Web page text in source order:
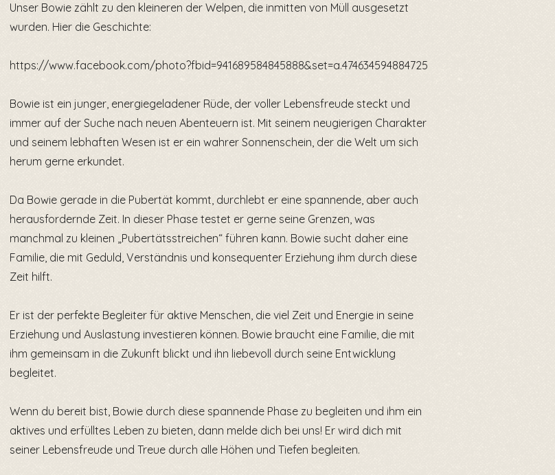
Unser Bowie zählt zu den kleineren der Welpen, die inmitten von Müll ausgesetzt
wurden. Hier die Geschichte:
https://www.facebook.com/photo?fbid=941689584845888&set=a.474634594884725
Bowie ist ein junger, energiegeladener Rüde, der voller Lebensfreude steckt und
immer auf der Suche nach neuen Abenteuern ist. Mit seinem neugierigen Charakter
und seinem lebhaften Wesen ist er ein wahrer Sonnenschein, der die Welt um sich
herum gerne erkundet.
Da Bowie gerade in die Pubertät kommt, durchlebt er eine spannende, aber auch
herausfordernde Zeit. In dieser Phase testet er gerne seine Grenzen, was
manchmal zu kleinen „Pubertätsstreichen“ führen kann. Bowie sucht daher eine
Familie, die mit Geduld, Verständnis und konsequenter Erziehung ihm durch diese
Zeit hilft.
Er ist der perfekte Begleiter für aktive Menschen, die viel Zeit und Energie in seine
Erziehung und Auslastung investieren können. Bowie braucht eine Familie, die mit
ihm gemeinsam in die Zukunft blickt und ihn liebevoll durch seine Entwicklung
begleitet.
Wenn du bereit bist, Bowie durch diese spannende Phase zu begleiten und ihm ein
aktives und erfülltes Leben zu bieten, dann melde dich bei uns! Er wird dich mit
seiner Lebensfreude und Treue durch alle Höhen und Tiefen begleiten.